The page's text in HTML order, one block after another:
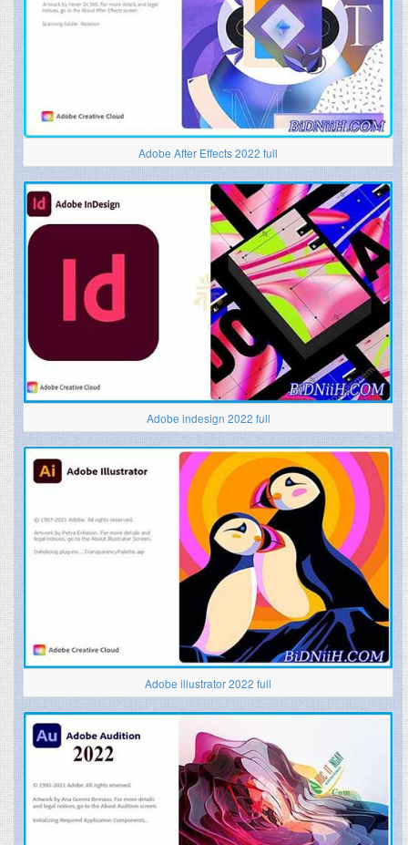
Adobe After Effects 2022 full
Adobe indesign 2022 full
Adobe illustrator 2022 full